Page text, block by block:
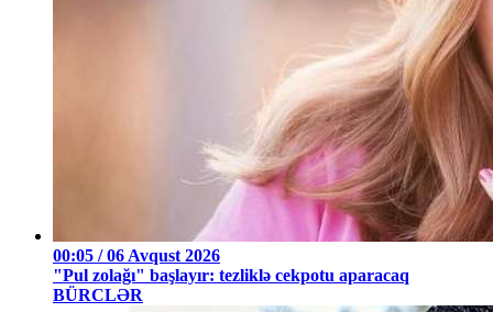
00:05 / 06 Avqust 2026
"Pul zolağı" başlayır: tezliklə cekpotu aparacaq
BÜRCLƏR